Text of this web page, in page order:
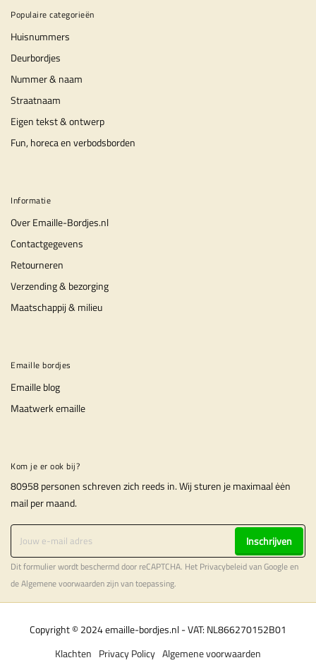
Populaire categorieën
Huisnummers
Deurbordjes
Nummer & naam
Straatnaam
Eigen tekst & ontwerp
Fun, horeca en verbodsborden
Informatie
Over Emaille-Bordjes.nl
Contactgegevens
Retourneren
Verzending & bezorging
Maatschappij & milieu
Emaille bordjes
Emaille blog
Maatwerk emaille
Kom je er ook bij?
80958 personen schreven zich reeds in. Wij sturen je maximaal ėėn
mail per maand.
Inschrijven
Dit formulier wordt beschermd door reCAPTCHA. Het Privacybeleidvan Google en
deAlgemene voorwaardenzijn van toepassing.
Copyright © 2024 emaille-bordjes.nl - VAT: NL866270152B01
Algemene voorwaarden
Privacy Policy
Klachten